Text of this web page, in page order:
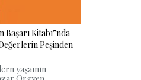
Kitabı”nda
Peşinden
yaşamın